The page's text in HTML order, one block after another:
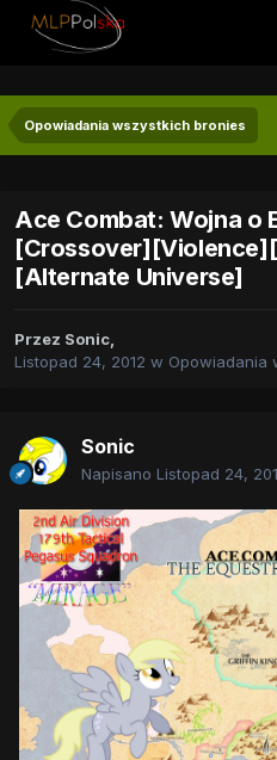
Opowiadania wszystkich bronies
Ace Combat: Wojna o
[Alternate Universe]
Przez Sonic,
Listopad 24, 2012 w Opowiadania
Sonic
Napisano Listopad 24,